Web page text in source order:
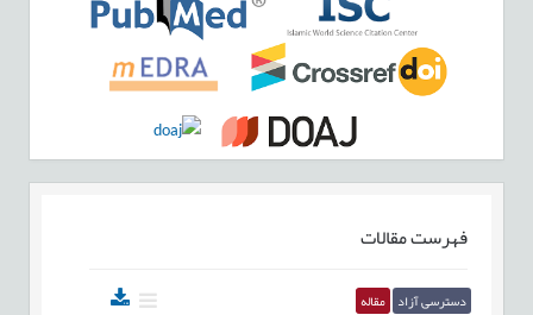
فهرست مقالات
دسترسی آزاد مقاله